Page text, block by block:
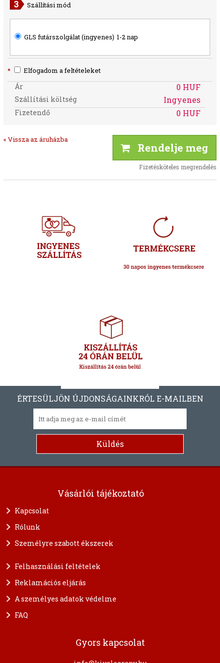
Szállítási mód
GLS futárszolgálat (ingyenes) 1-2 nap
* Elfogadom a feltételeket
Ár 0 HUF
Szállítási költség Ingyenes
Fizetendő 0 HUF
« Vissza az áruházba
Rendelje meg
Fizetésköteles megrendelés
ÉRTESÜLJÖN ÚJDONSÁGAINKRÓL E-MAILBEN
Vásárlói tájékoztató
Kapcsolat
Rólunk
Személyre szabott ékszerek
Felhasználási feltételek
Reklamációs eljárás
A személyes adatok védelme
FAQ
Gyors kapcsolat